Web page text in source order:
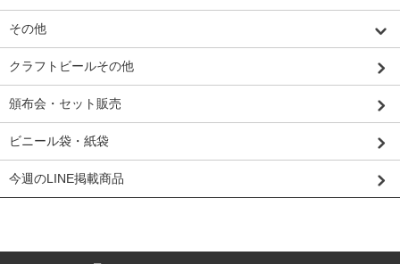
その他
クラフトビールその他
頒布会・セット販売
ビニール袋・紙袋
今週のLINE掲載商品